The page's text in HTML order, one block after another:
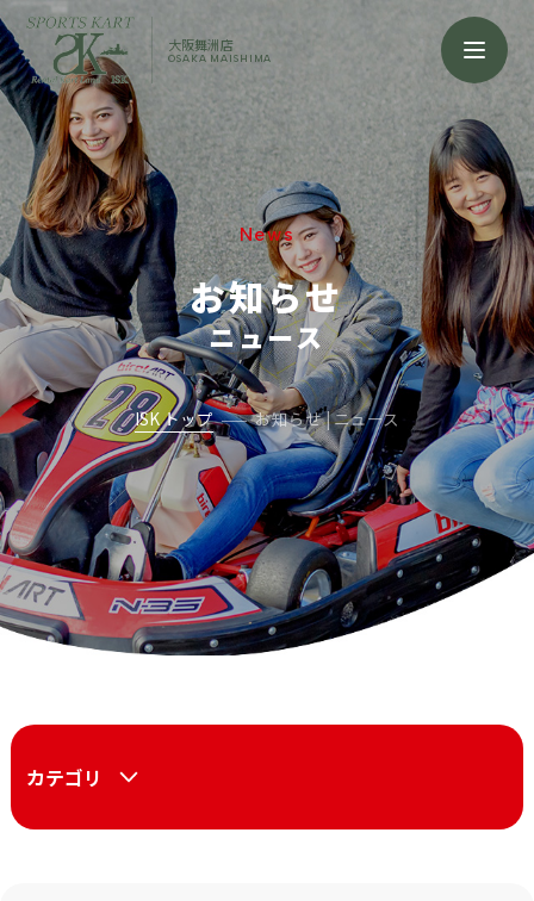
大阪舞洲店
OSAKA MAISHIMA
News
お知らせ
ニュース
ISK トップ お知らせ | ニュース
カテゴリ